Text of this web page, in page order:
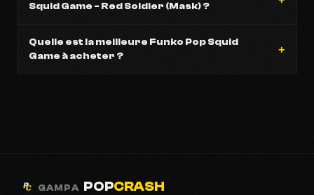
Squid Game - Red Soldier (Mask) ?
Quelle est la meilleure Funko Pop Squid
Game à acheter ?
GAMPA POPCRASH